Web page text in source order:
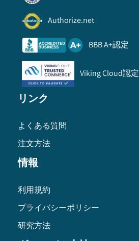
Authorize.net
BBB A+認定
Viking Cloud認定
リンク
よくある質問
注文方法
情報
利用規約
プライバシーポリシー
研究方法